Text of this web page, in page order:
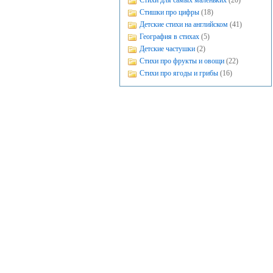
Стишки про цифры (18)
Детские стихи на английском (41)
География в стихах (5)
Детские частушки (2)
Стихи про фрукты и овощи (22)
Стихи про ягоды и грибы (16)